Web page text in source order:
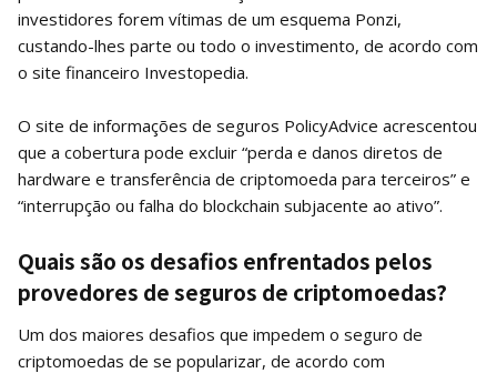
investidores forem vítimas de um esquema Ponzi,
custando-lhes parte ou todo o investimento, de acordo com
o site financeiro Investopedia.
O site de informações de seguros PolicyAdvice acrescentou
que a cobertura pode excluir “perda e danos diretos de
hardware e transferência de criptomoeda para terceiros” e
“interrupção ou falha do blockchain subjacente ao ativo”.
Quais são os desafios enfrentados pelos
provedores de seguros de criptomoedas?
Um dos maiores desafios que impedem o seguro de
criptomoedas de se popularizar, de acordo com